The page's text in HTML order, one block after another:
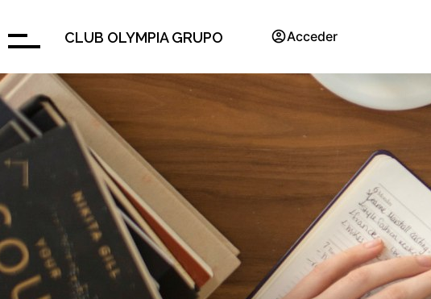
CLUB OLYMPIA GRUPO Acceder